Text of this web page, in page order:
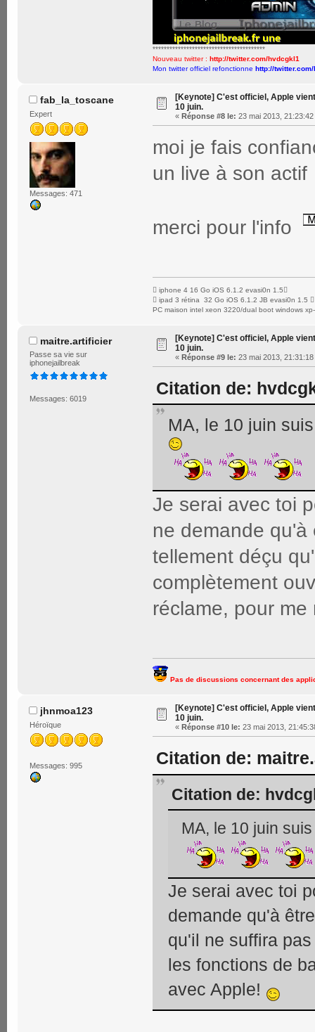
****************************************
Nouveau twitter : http://twitter.com/hvdcgkl1
Mon twitter officiel refonctionne http://
fab_la_toscane
Expert
Messages: 471
[Keynote] C'est officiel, Apple
10 juin.
« Réponse #8 le: 23 mai 2013, 21:23:42
moi je fais
un live à son
merci pour l'info
 iphone 4 16 Go iOS 6.1.2 evasi0n 1.5
 ipad 3 rétina 32 Go iOS 6.1.2 JB evasi0n 1.5 
PC maison intel xeon 3220/dual boot windows
maitre.artificier
Passe sa vie sur
iphonejailbreak
Messages: 6019
[Keynote] C'est officiel, Apple
10 juin.
« Réponse #9 le: 23 mai 2013, 21:31:18
Citation de:
MA, le 10 juin
Je serai avec toi
ne demande qu'à
tellement déçu
complètement
réclame, pour
Pas de discussions concernant des
jhnmoa123
Héroïque
Messages: 995
[Keynote] C'est officiel, Apple
10 juin.
« Réponse #10 le: 23 mai 2013,
Citation de:
Citation de:
MA, le 10 juin
Je serai avec toi
demande qu'à
qu'il ne suffira
les fonctions de
avec Apple!